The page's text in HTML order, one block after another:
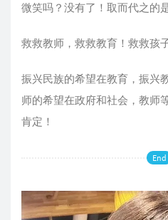
微笑吗？没有了！取而代之的
救救教师，救救教育！救救孩
振兴民族的希望在教育，振兴
师的希望在政府和社会，教师
肯定！
End